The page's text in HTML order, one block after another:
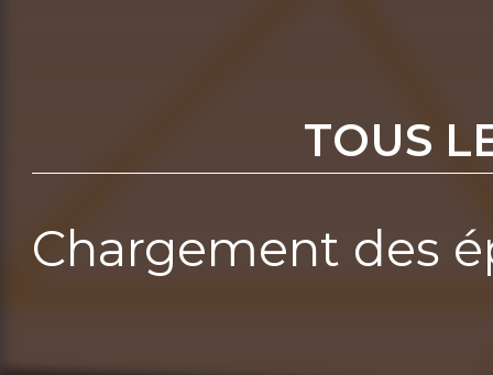
TOUS
Chargement des